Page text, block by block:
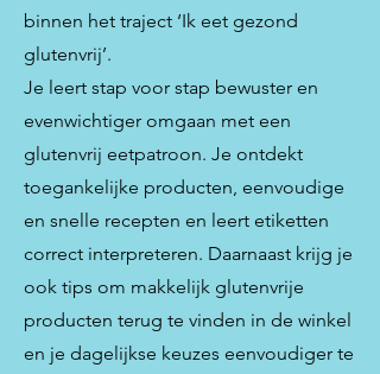
binnen het traject ‘Ik eet gezond
glutenvrij’.
Je leert stap voor stap bewuster en
evenwichtiger omgaan met een
glutenvrij eetpatroon. Je ontdekt
toegankelijke producten, eenvoudige
en snelle recepten en leert etiketten
correct interpreteren. Daarnaast krijg je
ook tips om makkelijk glutenvrije
producten terug te vinden in de winkel
en je dagelijkse keuzes eenvoudiger te